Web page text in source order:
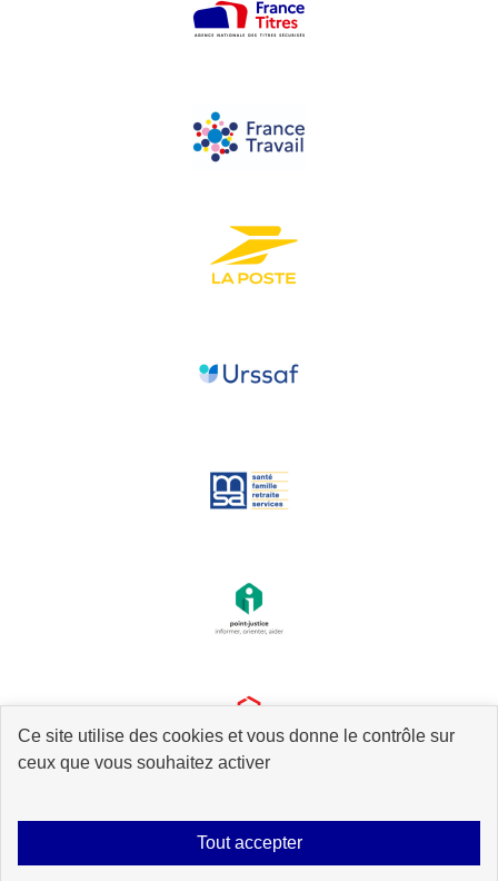
Ce site utilise des cookies et vous donne le contrôle sur
ceux que vous souhaitez activer
Tout accepter
Plan du site Accessibilité : partiellement conforme Mentions légales